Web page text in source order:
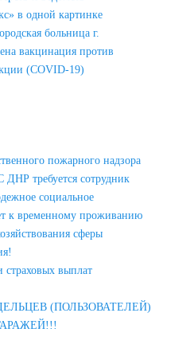
в одной картинке
больница г.
вакцинация против
(COVID-19)
пожарного надзора
требуется сотрудник
социальное
к временному проживанию
сферы
страховых выплат
(ПОЛЬЗОВАТЕЛЕЙ)